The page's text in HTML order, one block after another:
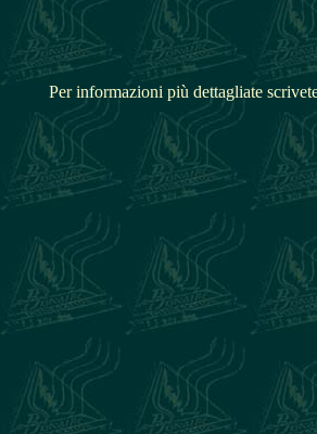
Per informazioni più dettagliate